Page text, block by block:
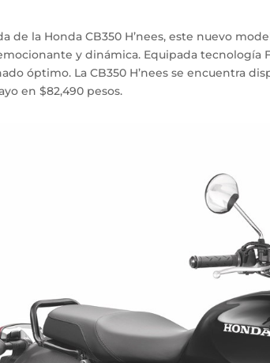
de la Honda CB350 H’nees, este nuevo
y dinámica. Equipada tecnología
óptimo. La CB350 H’nees se encuentra
en $82,490 pesos.